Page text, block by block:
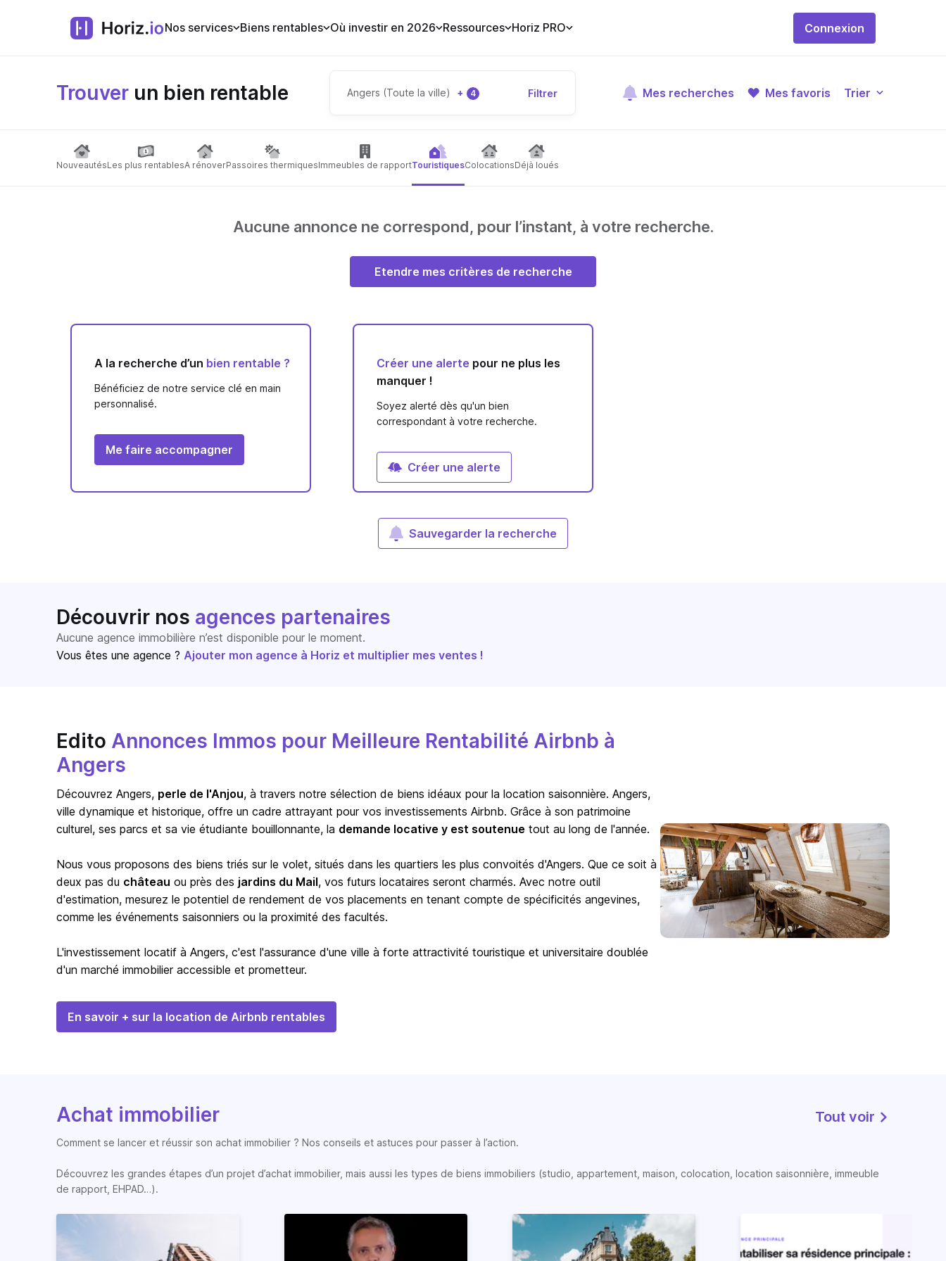
Nos services Biens rentables Où investir en 2026 Ressources Horiz PRO Connexion
Trouver un bien rentable Angers (Toute la ville) + 4 Filtrer Mes recherches Mes favoris Trier
NouveautésLes plus rentablesA rénoverPassoires thermiquesImmeubles de rapportTouristiquesColocationsDéjà loués
Aucune annonce ne correspond, pour l’instant, à votre recherche.
Etendre mes critères de recherche
A la recherche d’un bien rentable ?
Bénéficiez de notre service clé en main
personnalisé.
Me faire accompagner
Créer une alerte pour ne plus les
manquer !
Soyez alerté dès qu'un bien
correspondant à votre recherche.
Créer une alerte
Sauvegarder la recherche
Découvrir nos agences partenaires
Aucune agence immobilière n’est disponible pour le moment.
Vous êtes une agence ? Ajouter mon agence à Horiz et multiplier mes ventes !
Edito Annonces Immos pour Meilleure Rentabilité Airbnb à
Angers
Découvrez Angers, perle de l'Anjou, à travers notre sélection de biens idéaux pour la location saisonnière. Angers,
ville dynamique et historique, offre un cadre attrayant pour vos investissements Airbnb. Grâce à son patrimoine
culturel, ses parcs et sa vie étudiante bouillonnante, la demande locative y est soutenue tout au long de l'année.
Nous vous proposons des biens triés sur le volet, situés dans les quartiers les plus convoités d'Angers. Que ce soit à
deux pas du château ou près des jardins du Mail, vos futurs locataires seront charmés. Avec notre outil
d'estimation, mesurez le potentiel de rendement de vos placements en tenant compte de spécificités angevines,
comme les événements saisonniers ou la proximité des facultés.
L'investissement locatif à Angers, c'est l'assurance d'une ville à forte attractivité touristique et universitaire doublée
d'un marché immobilier accessible et prometteur.
En savoir + sur la location de Airbnb rentables
Achat immobilier Tout voir
Comment se lancer et réussir son achat immobilier ? Nos conseils et astuces pour passer à l’action.
Découvrez les grandes étapes d’un projet d’achat immobilier, mais aussi les types de biens immobiliers (studio, appartement, maison, colocation, location saisonnière, immeuble
de rapport, EHPAD…).